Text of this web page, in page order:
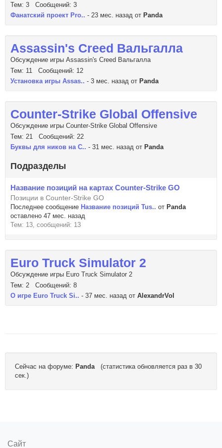
Тем: 3 Сообщений: 3
Фанатский проект Pro.. - 23 мес. назад от Panda
Assassin's Creed Вальгалла
Обсуждение игры Assassin's Creed Вальгалла
Тем: 11 Сообщений: 12
Установка игры Assas.. - 3 мес. назад от Panda
Counter-Strike Global Offensive
Обсуждение игры Counter-Strike Global Offensive
Тем: 21 Сообщений: 22
Буквы для ников на C.. - 31 мес. назад от Panda
Подразделы
Название позиций на картах Counter-Strike GO
Позиции в Counter-Strike GO
Последнее сообщение Название позиций Tus.. от Panda
оставлено 47 мес. назад
Тем: 13, сообщений: 13
Euro Truck Simulator 2
Обсуждение игры Euro Truck Simulator 2
Тем: 2 Сообщений: 8
О игре Euro Truck Si.. - 37 мес. назад от AlexandrVol
Сейчас на форуме: Panda(статистика обновляется раз в 30
сек.)
Сайт